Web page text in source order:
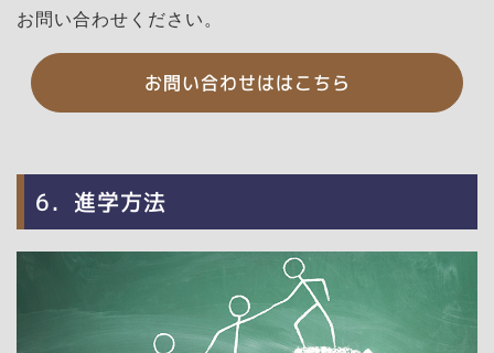
お問い合わせください。
お問い合わせははこちら
6．進学方法